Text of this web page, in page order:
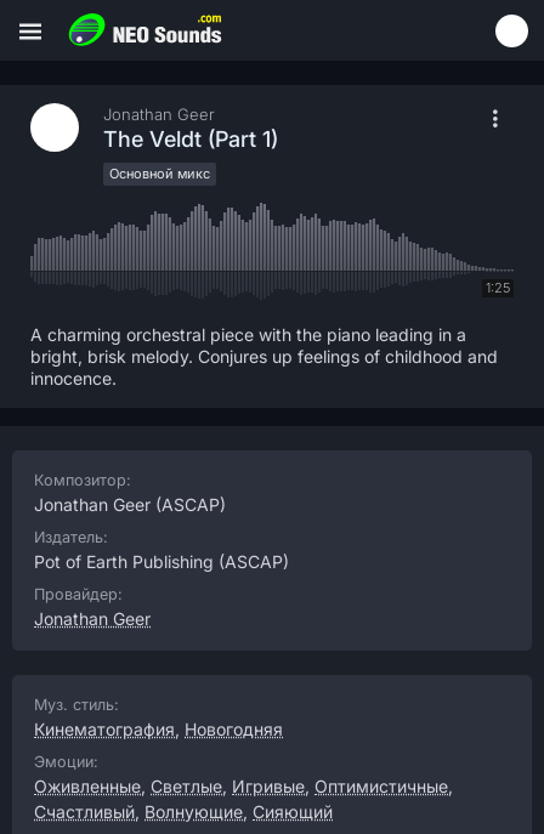
Jonathan Geer
The Veldt (Part 1)
Основной микс
1:25
A charming orchestral piece with the piano leading in a
bright, brisk melody. Conjures up feelings of childhood and
innocence.
Композитор:
Jonathan Geer (ASCAP)
Издатель:
Pot of Earth Publishing (ASCAP)
Провайдер:
Jonathan Geer
Муз. стиль:
Кинематография, Новогодняя
Эмоции:
Оживленные, Светлые, Игривые, Оптимистичные,
Счастливый, Волнующие, Сияющий